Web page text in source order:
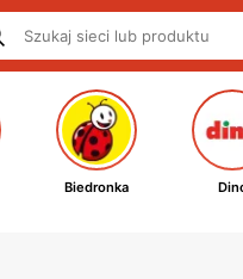
Biedronka